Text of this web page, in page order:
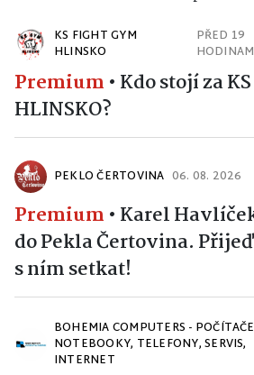
KS FIGHT GYM
HLINSKO
PŘED 19
Premium • Kdo stojí za
HLINSKO?
PEKLO ČERTOVINA 06. 08. 2026
Premium • Karel
do Pekla Čertovina.
s ním setkat!
BOHEMIA COMPUTERS -
NOTEBOOKY, TELEFONY, SERVIS,
INTERNET